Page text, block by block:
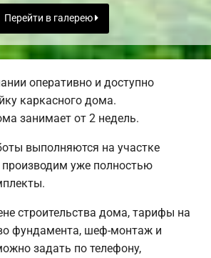
Перейти в галерею
оперативно и доступно
каркасного дома.
занимает от 2 недель.
выполняются на участке
уже полностью
строительства дома, тарифы на
фундамента, шеф-монтаж и
задать по телефону,